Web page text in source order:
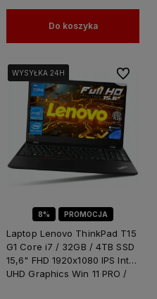
Do koszyka
8% PROMOCJA
WYSYŁKA 24H
WYSYŁKA 24H
WYSYŁKA 24H
Laptop Lenovo ThinkPad T15
G1 Core i7 / 32GB / 4TB SSD
15,6" FHD 1920x1080 IPS Intel
UHD Graphics Win 11 PRO /
Do